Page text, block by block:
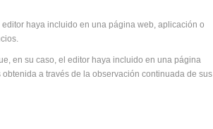
haya incluido en una página web, aplicación o
en su caso, el editor haya incluido en una página
a través de la observación continuada de sus